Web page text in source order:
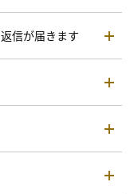
信が届きます